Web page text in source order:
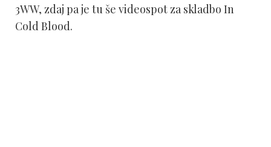
3WW, zdaj pa je tu še videospot za skladbo In
Cold Blood.